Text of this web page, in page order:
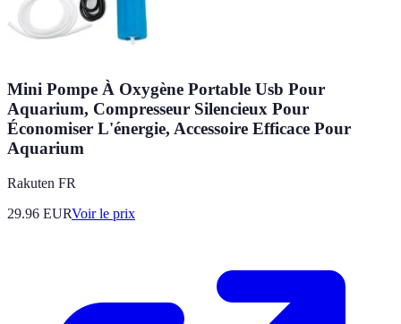
Mini Pompe À Oxygène Portable Usb Pour
Aquarium, Compresseur Silencieux Pour
Économiser L'énergie, Accessoire Efficace Pour
Aquarium
Rakuten FR
29.96 EURVoir le prix